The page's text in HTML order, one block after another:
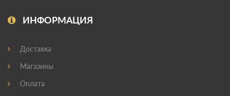
ИНФОРМАЦИЯ
Доставка
Магазины
Оплата